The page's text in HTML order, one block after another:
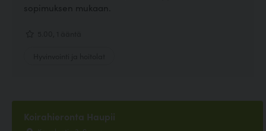
sopimuksen mukaan.
Koirahieronta Haupii